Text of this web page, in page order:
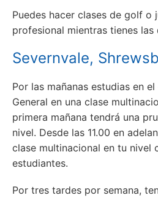
Puedes hacer clases de golf o
profesional mientras tienes las
Severnvale,
Por las mañanas estudias en
General en una clase
primera mañana tendrá una
nivel. Desde las 11.00 en
clase multinacional en tu nivel
estudiantes.
Por tres tardes por semana,